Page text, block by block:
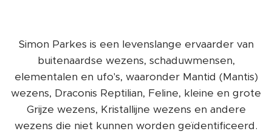
Simon Parkes is een levenslange ervaarder van
buitenaardse wezens, schaduwmensen,
elementalen en ufo's, waaronder Mantid (Mantis)
wezens, Draconis Reptilian, Feline, kleine en grote
Grijze wezens, Kristallijne wezens en andere
wezens die niet kunnen worden geïdentificeerd.